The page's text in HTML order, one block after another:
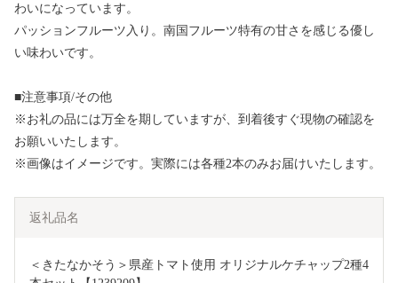
わいになっています。
パッションフルーツ入り。南国フルーツ特有の甘さを感じる優し
い味わいです。
■注意事項/その他
※お礼の品には万全を期していますが、到着後すぐ現物の確認を
お願いいたします。
※画像はイメージです。実際には各種2本のみお届けいたします。
返礼品名
＜きたなかそう＞県産トマト使用 オリジナルケチャップ2種4